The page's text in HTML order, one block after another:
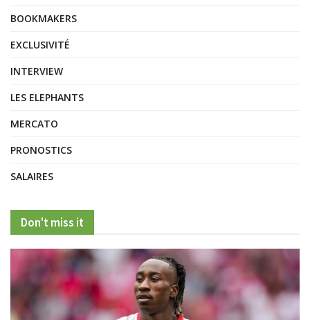
BOOKMAKERS
EXCLUSIVITÉ
INTERVIEW
LES ELEPHANTS
MERCATO
PRONOSTICS
SALAIRES
Don't miss it